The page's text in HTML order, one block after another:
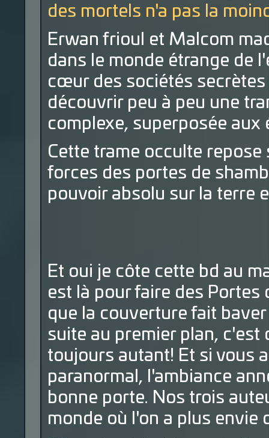
des mortels n'a pas la
Erwan frioul et Malcom
dans le monde étrange de
cœur des sociétés
découvrir peu à peu une
complexe, superposée
Cette trame occulte
forces des portes de
pouvoir absolu sur la terre
Et oui je côte cette bd au
est là pour faire des Portes
que la couverture fait
suite au premier plan, c'est
toujours autant! Et si vous
paranormal, l'ambiance
bonne porte. Nos trois
monde où l'on a plus envie